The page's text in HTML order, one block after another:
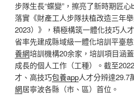
步隊生長“蝶變”，擦亮了新時期匠
落實《財產工人步隊扶植改造三年
2023）》，積極構筑一體化技巧人
省率先建成縣域級一體化培訓平臺
養網培訓機構20余家，培訓項目涵
成長的個人工作（工種）。截至
才、高技巧包養app人才分辨達29.7
網居寧波各縣（市、區）首位。